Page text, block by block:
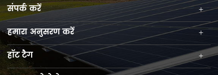
संपर्क करें
हमारा अनुसरण करें
हॉट टैग